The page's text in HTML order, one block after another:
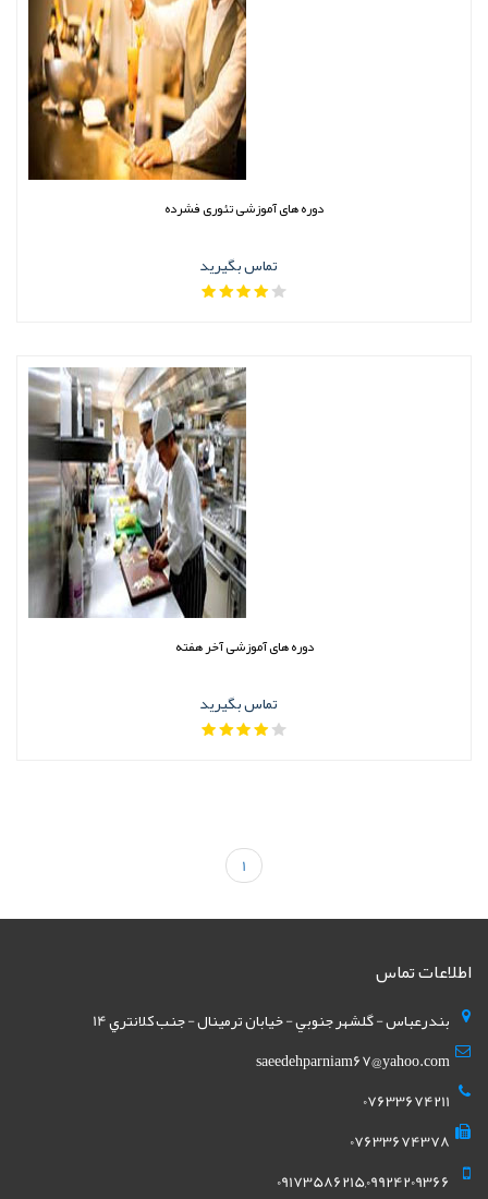
دوره های آموزشی تئوری فشرده
تماس بگیرید
دوره های آموزشی آخر هفته
تماس بگیرید
1
اطلاعات تماس
بندرعباس - گلشهر جنوبي - خيابان ترمينال - جنب کلانتري 14
saeedehparniam67@yahoo.com
07633674211
07633674378
09173586215,09924209366